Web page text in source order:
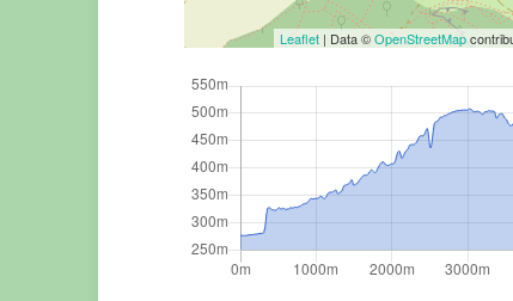
Leaflet | Data ©OpenStreetMap